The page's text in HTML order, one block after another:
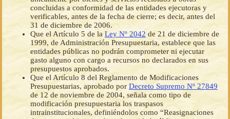
concluidas a conformidad de las entidades ejecutoras y
verificables, antes de la fecha de cierre; es decir, antes del
31 de diciembre de 2006.
Que el Artículo 5 de la Ley Nº 2042 de 21 de diciembre de
1999, de Administración Presupuestaria, establece que las
entidades públicas no podrán comprometer ni ejecutar
gasto alguno con cargo a recursos no declarados en sus
presupuestos aprobados.
Que el Artículo 8 del Reglamento de Modificaciones
Presupuestarias, aprobado por Decreto Supremo Nº 27849
de 12 de noviembre de 2004, señala como tipo de
modificación presupuestaria los traspasos
intrainstitucionales, definiéndolos como “Reasignaciones